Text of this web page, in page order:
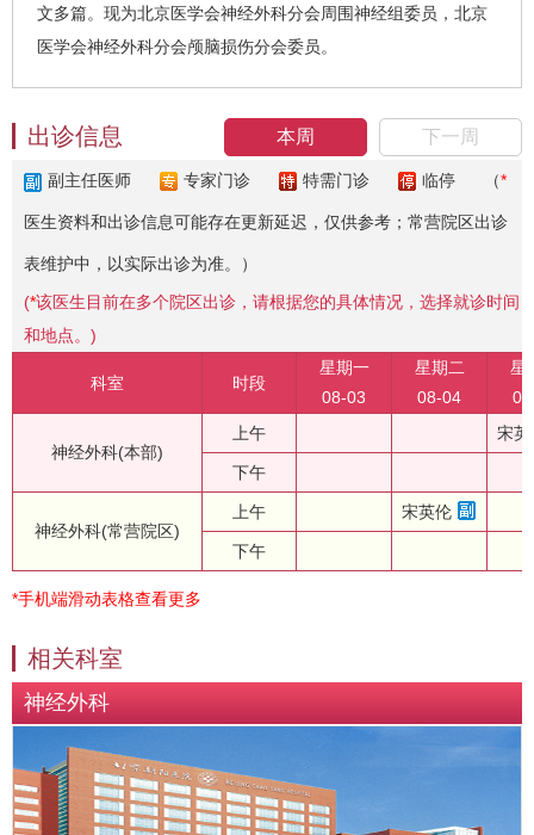
文多篇。现为北京医学会神经外科分会周围神经组委员，北京
医学会神经外科分会颅脑损伤分会委员。
本周 下一周
出诊信息
副主任医师 专家门诊 特需门诊 临停 （*
医生资料和出诊信息可能存在更新延迟，仅供参考；常营院区出诊
表维护中，以实际出诊为准。）
(*该医生目前在多个院区出诊，请根据您的具体情况，选择就诊时间
和地点。)
科室 时段
星期一
08-03
星期二
08-04
星
神经外科(本部)
上午 宋
下午
神经外科(常营院区)
上午 宋英伦
下午
*手机端滑动表格查看更多
相关科室
神经外科